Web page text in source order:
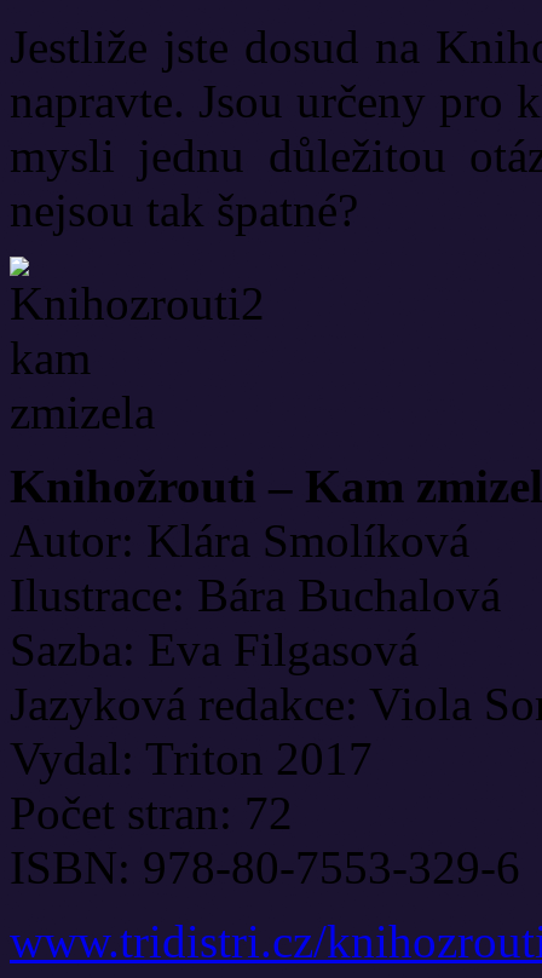
Jestliže jste dosud na
napravte. Jsou určeny
mysli jednu důležitou
nejsou tak špatné?
Knihožrouti – Kam
Autor: Klára Smolíková
Ilustrace: Bára Buchalová
Sazba: Eva Filgasová
Jazyková redakce: Viola
Vydal: Triton 2017
Počet stran: 72
ISBN: 978-80-7553-329-6
www.tridistri.cz/